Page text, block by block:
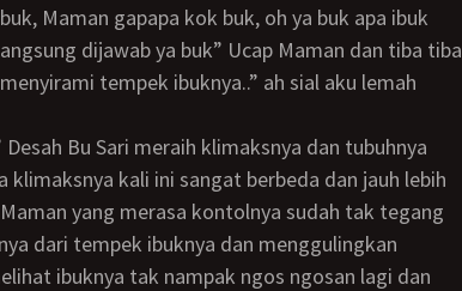
dijawab ya buk” Ucap Maman dan tiba tiba
tempek ibuknya..” ah sial aku lemah
klimaksnya kali ini sangat berbeda dan jauh lebih
yang merasa kontolnya sudah tak tegang
dari tempek ibuknya dan menggulingkan
ibuknya tak nampak ngos ngosan lagi dan